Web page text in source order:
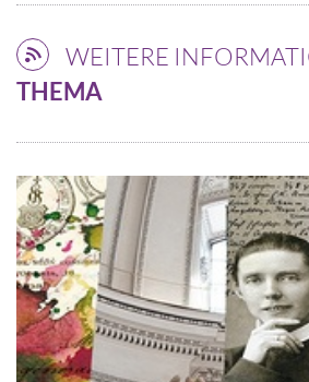
WEITERE
THEMA